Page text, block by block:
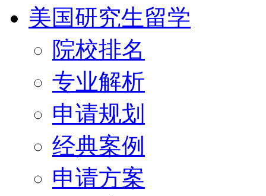
美国研究生留学
院校排名
专业解析
申请规划
经典案例
申请方案